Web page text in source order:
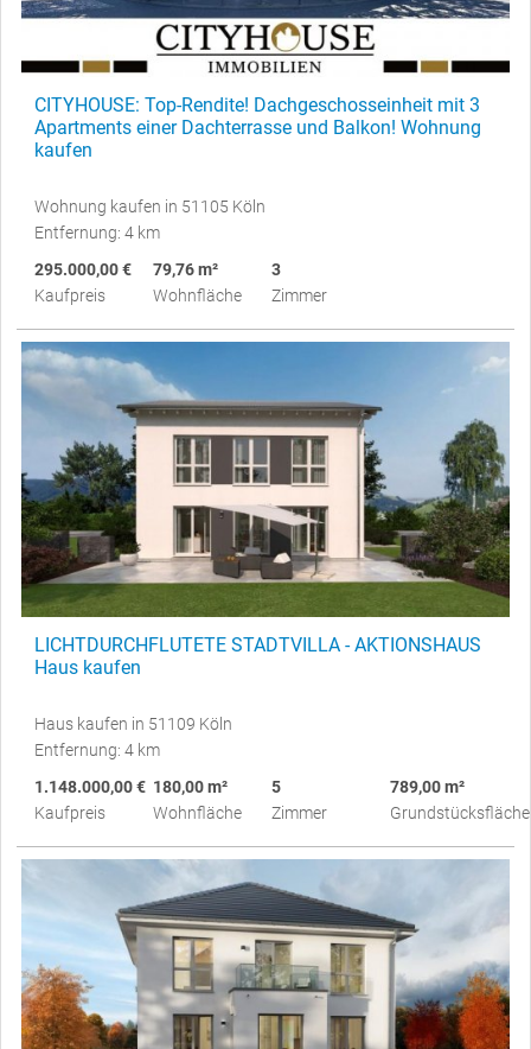
CITYHOUSE: Top-Rendite! Dachgeschosseinheit mit 3
Apartments einer Dachterrasse und Balkon! Wohnung
kaufen
Wohnung kaufen in 51105 Köln
Entfernung: 4 km
295.000,00 €
Kaufpreis
79,76 m²
Wohnfläche
3
Zimmer
LICHTDURCHFLUTETE STADTVILLA - AKTIONSHAUS
Haus kaufen
Haus kaufen in 51109 Köln
Entfernung: 4 km
1.148.000,00 €
Kaufpreis
180,00 m²
Wohnfläche
5
Zimmer
789,00 m²
Grundstücksfläche